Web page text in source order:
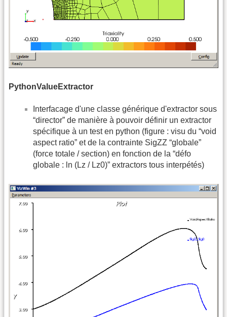
PythonValueExtractor
Interfacage d'une classe générique d'extractor sous
“director” de manière à pouvoir définir un extractor
spécifique à un test en python (figure : visu du “void
aspect ratio” et de la contrainte SigZZ “globale”
(force totale / section) en fonction de la “défo
globale : ln (Lz / Lz0)” extractors tous interpétés)